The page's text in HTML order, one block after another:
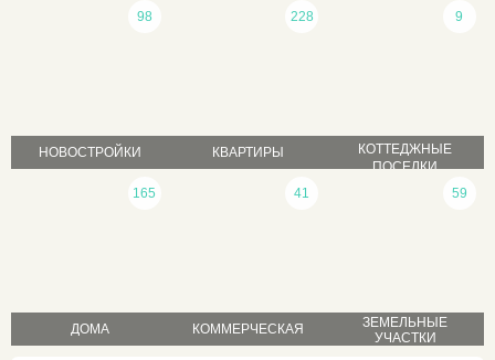
НОВОСТРОЙКИ
98
КВАРТИРЫ
228
КОТТЕДЖНЫЕ
ПОСЕЛКИ
9
ДОМА
165
КОММЕРЧЕСКАЯ
41
ЗЕМЕЛЬНЫЕ
УЧАСТКИ
59